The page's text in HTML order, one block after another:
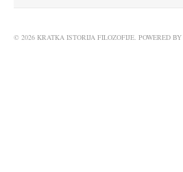
© 2026 KRATKA ISTORIJA FILOZOFIJE. POWERED BY